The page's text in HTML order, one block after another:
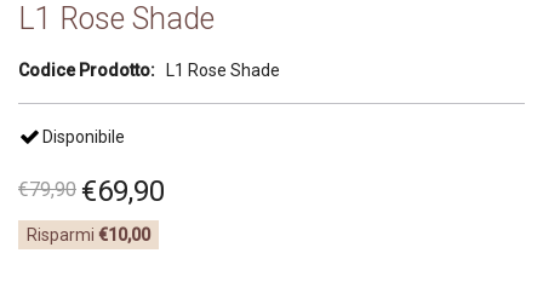
L1 Rose Shade
Codice Prodotto: L1 Rose Shade
Disponibile
€79,90 €69,90
Risparmi €10,00